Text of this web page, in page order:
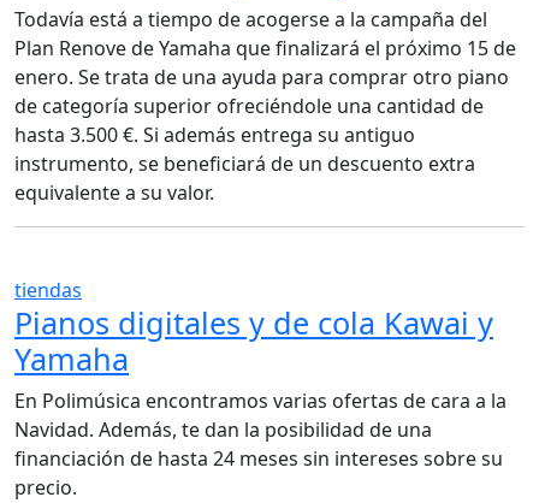
Todavía está a tiempo de acogerse a la campaña del
Plan Renove de Yamaha que finalizará el próximo 15 de
enero. Se trata de una ayuda para comprar otro piano
de categoría superior ofreciéndole una cantidad de
hasta 3.500 €. Si además entrega su antiguo
instrumento, se beneficiará de un descuento extra
equivalente a su valor.
tiendas
Pianos digitales y de cola Kawai y
Yamaha
En Polimúsica encontramos varias ofertas de cara a la
Navidad. Además, te dan la posibilidad de una
financiación de hasta 24 meses sin intereses sobre su
precio.